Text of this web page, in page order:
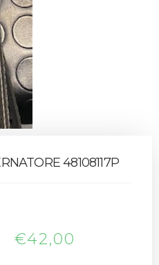
48108117P
€42,00